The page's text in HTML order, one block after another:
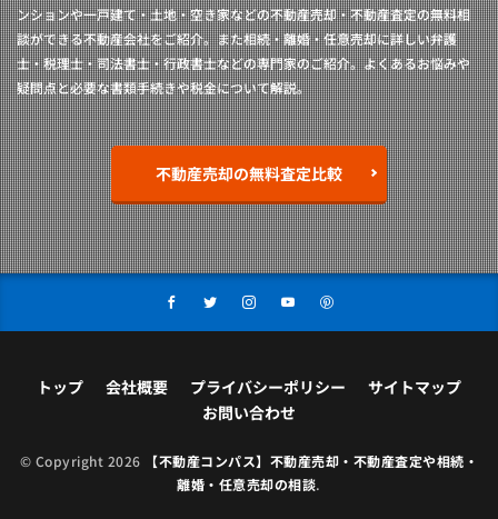
ンションや一戸建て・土地・空き家などの不動産売却・不動産査定の無料相
談ができる不動産会社をご紹介。また相続・離婚・任意売却に詳しい弁護
士・税理士・司法書士・行政書士などの専門家のご紹介。よくあるお悩みや
疑問点と必要な書類手続きや税金について解説。
不動産売却の無料査定比較
トップ 会社概要 プライバシーポリシー
サイトマップ
お問い合わせ
© Copyright 2026
【不動産コンパス】不動産売却・不動産査定や相続・
離婚・任意売却の相談.